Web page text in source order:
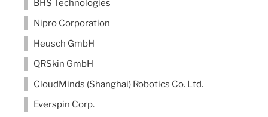
BHS Technologies
Nipro Corporation
Heusch GmbH
QRSkin GmbH
CloudMinds (Shanghai) Robotics Co. Ltd.
Everspin Corp.